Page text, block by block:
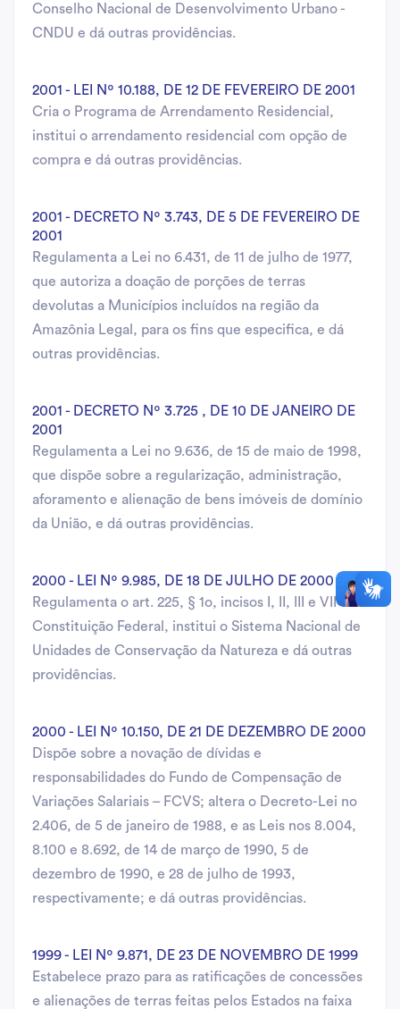
Conselho Nacional de Desenvolvimento Urbano -
CNDU e dá outras providências.
2001 - LEI Nº 10.188, DE 12 DE FEVEREIRO DE 2001
Cria o Programa de Arrendamento Residencial,
institui o arrendamento residencial com opção de
compra e dá outras providências.
2001 - DECRETO Nº 3.743, DE 5 DE FEVEREIRO DE
2001
Regulamenta a Lei no 6.431, de 11 de julho de 1977,
que autoriza a doação de porções de terras
devolutas a Municípios incluídos na região da
Amazônia Legal, para os fins que especifica, e dá
outras providências.
2001 - DECRETO Nº 3.725 , DE 10 DE JANEIRO DE
2001
Regulamenta a Lei no 9.636, de 15 de maio de 1998,
que dispõe sobre a regularização, administração,
aforamento e alienação de bens imóveis de domínio
da União, e dá outras providências.
2000 - LEI Nº 9.985, DE 18 DE JULHO DE 2000
Regulamenta o art. 225, § 1o, incisos I, II, III e VII da
Constituição Federal, institui o Sistema Nacional de
Unidades de Conservação da Natureza e dá outras
providências.
2000 - LEI Nº 10.150, DE 21 DE DEZEMBRO DE 2000
Dispõe sobre a novação de dívidas e
responsabilidades do Fundo de Compensação de
Variações Salariais – FCVS; altera o Decreto-Lei no
2.406, de 5 de janeiro de 1988, e as Leis nos 8.004,
8.100 e 8.692, de 14 de março de 1990, 5 de
dezembro de 1990, e 28 de julho de 1993,
respectivamente; e dá outras providências.
1999 - LEI Nº 9.871, DE 23 DE NOVEMBRO DE 1999
Estabelece prazo para as ratificações de concessões
e alienações de terras feitas pelos Estados na faixa